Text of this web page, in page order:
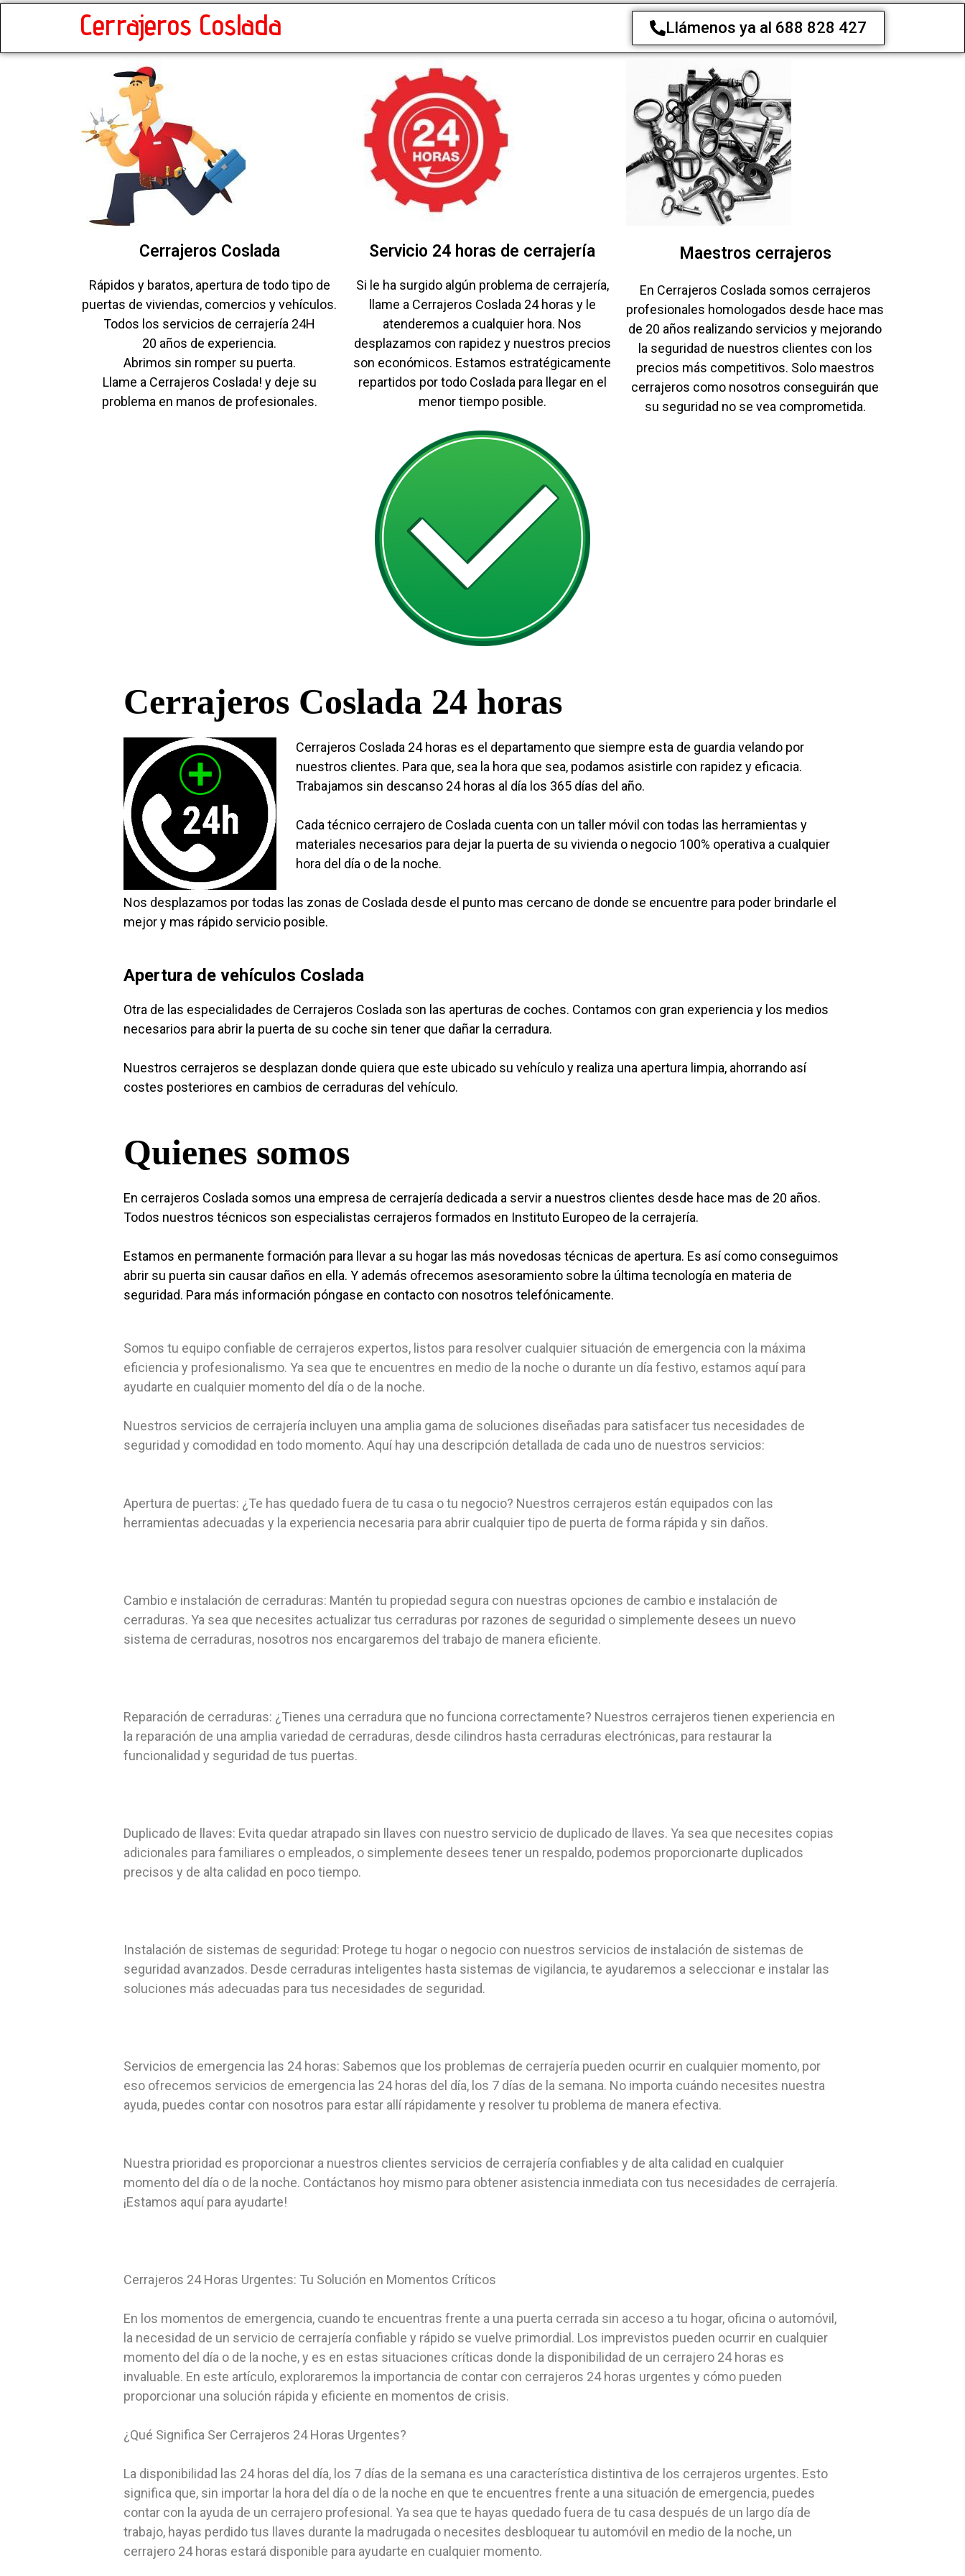
Cerrajeros Coslada Llámenos ya al 688 828 427
Cerrajeros Coslada
Rápidos y baratos, apertura de todo tipo de
puertas de viviendas, comercios y vehículos.
Todos los servicios de cerrajería 24H
20 años de experiencia.
Abrimos sin romper su puerta.
Llame a Cerrajeros Coslada! y deje su
problema en manos de profesionales.
Servicio 24 horas de cerrajería
Si le ha surgido algún problema de cerrajería,
llame a Cerrajeros Coslada 24 horas y le
atenderemos a cualquier hora. Nos
desplazamos con rapidez y nuestros precios
son económicos. Estamos estratégicamente
repartidos por todo Coslada para llegar en el
menor tiempo posible.
Maestros cerrajeros
En Cerrajeros Coslada somos cerrajeros
profesionales homologados desde hace mas
de 20 años realizando servicios y mejorando
la seguridad de nuestros clientes con los
precios más competitivos. Solo maestros
cerrajeros como nosotros conseguirán que
su seguridad no se vea comprometida.
Cerrajeros Coslada 24 horas
Cerrajeros Coslada 24 horas es el departamento que siempre esta de guardia velando por
nuestros clientes. Para que, sea la hora que sea, podamos asistirle con rapidez y eficacia.
Trabajamos sin descanso 24 horas al día los 365 días del año.
Cada técnico cerrajero de Coslada cuenta con un taller móvil con todas las herramientas y
materiales necesarios para dejar la puerta de su vivienda o negocio 100% operativa a cualquier
hora del día o de la noche.
Nos desplazamos por todas las zonas de Coslada desde el punto mas cercano de donde se encuentre para poder brindarle el
mejor y mas rápido servicio posible.
Apertura de vehículos Coslada
Otra de las especialidades de Cerrajeros Coslada son las aperturas de coches. Contamos con gran experiencia y los medios
necesarios para abrir la puerta de su coche sin tener que dañar la cerradura.
Nuestros cerrajeros se desplazan donde quiera que este ubicado su vehículo y realiza una apertura limpia, ahorrando así
costes posteriores en cambios de cerraduras del vehículo.
Quienes somos
En cerrajeros Coslada somos una empresa de cerrajería dedicada a servir a nuestros clientes desde hace mas de 20 años.
Todos nuestros técnicos son especialistas cerrajeros formados en Instituto Europeo de la cerrajería.
Estamos en permanente formación para llevar a su hogar las más novedosas técnicas de apertura. Es así como conseguimos
abrir su puerta sin causar daños en ella. Y además ofrecemos asesoramiento sobre la última tecnología en materia de
seguridad. Para más información póngase en contacto con nosotros telefónicamente.
Somos tu equipo confiable de cerrajeros expertos, listos para resolver cualquier situación de emergencia con la máxima
eficiencia y profesionalismo. Ya sea que te encuentres en medio de la noche o durante un día festivo, estamos aquí para
ayudarte en cualquier momento del día o de la noche.
Nuestros servicios de cerrajería incluyen una amplia gama de soluciones diseñadas para satisfacer tus necesidades de
seguridad y comodidad en todo momento. Aquí hay una descripción detallada de cada uno de nuestros servicios:
Apertura de puertas: ¿Te has quedado fuera de tu casa o tu negocio? Nuestros cerrajeros están equipados con las
herramientas adecuadas y la experiencia necesaria para abrir cualquier tipo de puerta de forma rápida y sin daños.
Cambio e instalación de cerraduras: Mantén tu propiedad segura con nuestras opciones de cambio e instalación de
cerraduras. Ya sea que necesites actualizar tus cerraduras por razones de seguridad o simplemente desees un nuevo
sistema de cerraduras, nosotros nos encargaremos del trabajo de manera eficiente.
Reparación de cerraduras: ¿Tienes una cerradura que no funciona correctamente? Nuestros cerrajeros tienen experiencia en
la reparación de una amplia variedad de cerraduras, desde cilindros hasta cerraduras electrónicas, para restaurar la
funcionalidad y seguridad de tus puertas.
Duplicado de llaves: Evita quedar atrapado sin llaves con nuestro servicio de duplicado de llaves. Ya sea que necesites copias
adicionales para familiares o empleados, o simplemente desees tener un respaldo, podemos proporcionarte duplicados
precisos y de alta calidad en poco tiempo.
Instalación de sistemas de seguridad: Protege tu hogar o negocio con nuestros servicios de instalación de sistemas de
seguridad avanzados. Desde cerraduras inteligentes hasta sistemas de vigilancia, te ayudaremos a seleccionar e instalar las
soluciones más adecuadas para tus necesidades de seguridad.
Servicios de emergencia las 24 horas: Sabemos que los problemas de cerrajería pueden ocurrir en cualquier momento, por
eso ofrecemos servicios de emergencia las 24 horas del día, los 7 días de la semana. No importa cuándo necesites nuestra
ayuda, puedes contar con nosotros para estar allí rápidamente y resolver tu problema de manera efectiva.
Nuestra prioridad es proporcionar a nuestros clientes servicios de cerrajería confiables y de alta calidad en cualquier
momento del día o de la noche. Contáctanos hoy mismo para obtener asistencia inmediata con tus necesidades de cerrajería.
¡Estamos aquí para ayudarte!
Cerrajeros 24 Horas Urgentes: Tu Solución en Momentos Críticos
En los momentos de emergencia, cuando te encuentras frente a una puerta cerrada sin acceso a tu hogar, oficina o automóvil,
la necesidad de un servicio de cerrajería confiable y rápido se vuelve primordial. Los imprevistos pueden ocurrir en cualquier
momento del día o de la noche, y es en estas situaciones críticas donde la disponibilidad de un cerrajero 24 horas es
invaluable. En este artículo, exploraremos la importancia de contar con cerrajeros 24 horas urgentes y cómo pueden
proporcionar una solución rápida y eficiente en momentos de crisis.
¿Qué Significa Ser Cerrajeros 24 Horas Urgentes?
La disponibilidad las 24 horas del día, los 7 días de la semana es una característica distintiva de los cerrajeros urgentes. Esto
significa que, sin importar la hora del día o de la noche en que te encuentres frente a una situación de emergencia, puedes
contar con la ayuda de un cerrajero profesional. Ya sea que te hayas quedado fuera de tu casa después de un largo día de
trabajo, hayas perdido tus llaves durante la madrugada o necesites desbloquear tu automóvil en medio de la noche, un
cerrajero 24 horas estará disponible para ayudarte en cualquier momento.